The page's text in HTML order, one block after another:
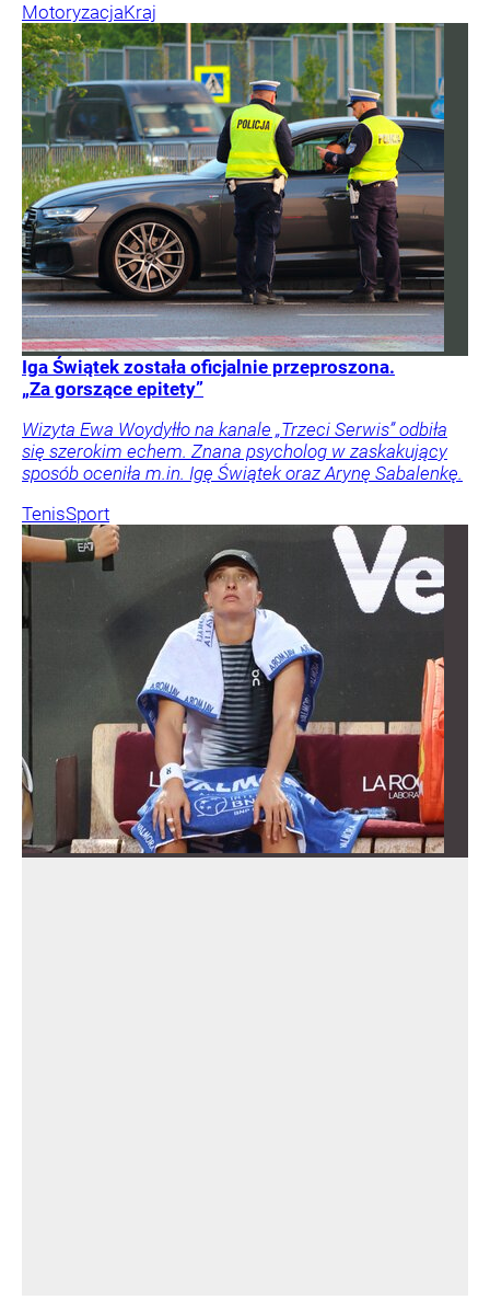
MotoryzacjaKraj
Iga Świątek została oficjalnie przeproszona.
„Za gorszące epitety”
Wizyta Ewa Woydyłło na kanale „Trzeci Serwis” odbiła
się szerokim echem. Znana psycholog w zaskakujący
sposób oceniła m.in. Igę Świątek oraz Arynę Sabalenkę.
TenisSport